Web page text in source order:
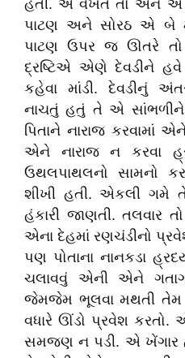
હતી. એ વખતે તો એને એ
પાટણ અને સોરઠ એ બે
પાટણ ઉપર જ ઊતરે
દ્રષ્ટિએ એણે દેવડીને હવે
કહેવા માંડી. દેવડીનું
નાચતું હતું તે એ સાંભળીને
પિતાને નારાજ કરવામાં
એને નારાજ ન કરવા
ઉથલપાથલનો સામનો
શીખી હતી. એકલી ગમે
હંકારી જાણતી. તલવાર
એના દેહમાં રણચંડીનો
પણ પોતાના નાનકડા
ચલાવવું એની એને
જેમજેમ ભૂલવા મથતી તેમ
વધારે ઊંડો પ્રવેશ
સમજણ ન પડી. એ ખેંગાર